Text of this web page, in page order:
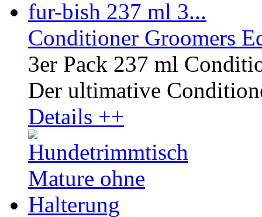
Conditioner Groomers
3er Pack 237 ml
Der ultimative
Details ++